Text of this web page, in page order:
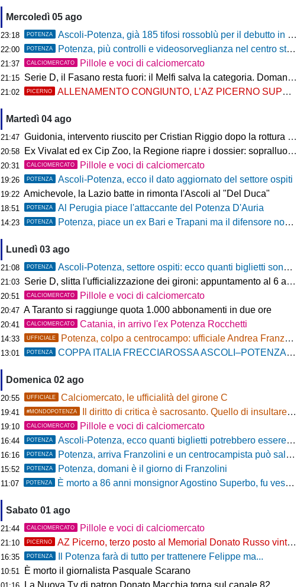
Mercoledì 05 ago
23:18 POTENZA Ascoli-Potenza, già 185 tifosi rossoblù per il debutto in Coppa Italia Frecciarossa
22:00 POTENZA Potenza, più controlli e videosorveglianza nel centro storico: il Comitato per la sicurezza rafforza le misure
21:37 CALCIOMERCATO Pillole e voci di calciomercato
21:15 Serie D, il Fasano resta fuori: il Melfi salva la categoria. Domani l'attesa per i gironi
21:02 PICERNO ALLENAMENTO CONGIUNTO, L’AZ PICERNO SUPERA L’AS MELFI
Martedì 04 ago
21:47 Guidonia, intervento riuscito per Cristian Riggio dopo la rottura del crociato
20:58 Ex Vivalat ed ex Cip Zoo, la Regione riapre i dossier: sopralluogo di Bardi
20:31 CALCIOMERCATO Pillole e voci di calciomercato
19:26 POTENZA Ascoli-Potenza, ecco il dato aggiornato del settore ospiti
19:22 Amichevole, la Lazio batte in rimonta l'Ascoli al "Del Duca"
18:51 POTENZA Al Perugia piace l'attaccante del Potenza D'Auria
14:23 POTENZA Potenza, piace un ex Bari e Trapani ma il difensore non vestirà rossoblù
Lunedì 03 ago
21:08 POTENZA Ascoli-Potenza, settore ospiti: ecco quanti biglietti sono stati venduti finora
21:03 Serie D, slitta l'ufficializzazione dei gironi: appuntamento al 6 agosto
20:51 CALCIOMERCATO Pillole e voci di calciomercato
20:47 A Taranto si raggiunge quota 1.000 abbonamenti in due ore
20:41 CALCIOMERCATO Catania, in arrivo l'ex Potenza Rocchetti
14:33 UFFICIALE Potenza, colpo a centrocampo: ufficiale Andrea Franzolini, firma fino al 2028
13:01 POTENZA COPPA ITALIA FRECCIAROSSA ASCOLI–POTENZA: BIGLIETTI SETTORE OSPITI IN VENDITA
Domenica 02 ago
20:55 UFFICIALE Calciomercato, le ufficialità del girone C
19:41 #MONDOPOTENZA Il diritto di critica è sacrosanto. Quello di insultare, no!
19:10 CALCIOMERCATO Pillole e voci di calciomercato
16:44 POTENZA Ascoli-Potenza, ecco quanti biglietti potrebbero essere disponibili per il settore ospiti
16:16 POTENZA Potenza, arriva Franzolini e un centrocampista può salutare
15:52 POTENZA Potenza, domani è il giorno di Franzolini
11:07 POTENZA È morto a 86 anni monsignor Agostino Superbo, fu vescovo di Potenza
Sabato 01 ago
21:44 CALCIOMERCATO Pillole e voci di calciomercato
21:10 PICERNO AZ Picerno, terzo posto al Memorial Donato Russo vinto dal Crotone
16:35 POTENZA Il Potenza farà di tutto per trattenere Felippe ma...
10:51 È morto il giornalista Pasquale Scarano